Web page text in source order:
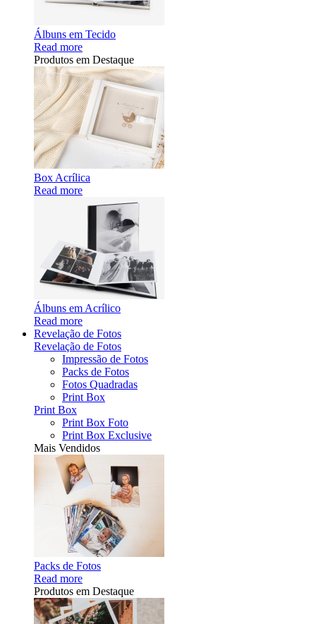
Álbuns em Tecido
Read more
Produtos em Destaque
Box Acrílica
Read more
Álbuns em Acrílico
Read more
Revelação de Fotos
Revelação de Fotos
Impressão de Fotos
Packs de Fotos
Fotos Quadradas
Print Box
Print Box
Print Box Foto
Print Box Exclusive
Mais Vendidos
Packs de Fotos
Read more
Produtos em Destaque